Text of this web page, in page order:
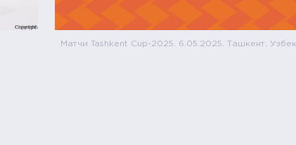
Матчи Tashkent Cup-2025. 6.05.2025. Ташкент,